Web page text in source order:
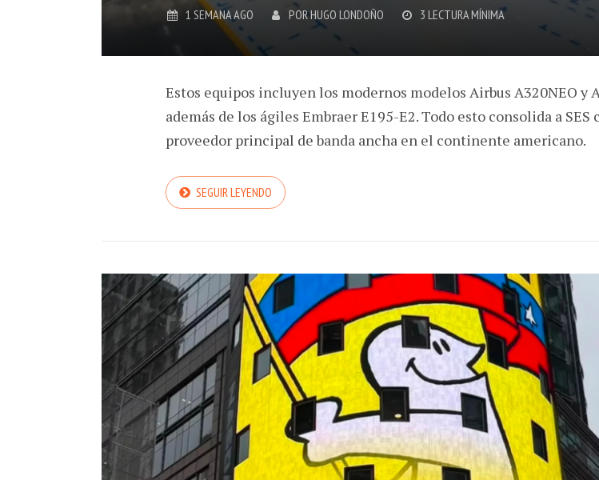
1 SEMANA AGO PORHUGO LONDOÑO 3 LECTURA MÍNIMA
Estos equipos incluyen los modernos modelos Airbus A320NEO y
además de los ágiles Embraer E195-E2. Todo esto consolida a SES
proveedor principal de banda ancha en el continente americano.
SEGUIR LEYENDO